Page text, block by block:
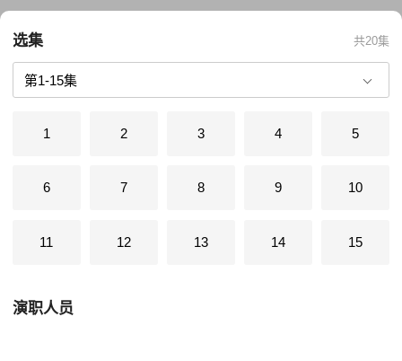
嫁到金州。杜小姐未来的丈夫是柳州巨商齐府的三公子。李小姐未来的夫
君是当朝宠臣、镇守边关的袁不屈大将军。财主小姐嫁给巨商公子，武师
闺女嫁给威风将军，在当时显然是门当户对，珠联璧合。殊不知杜小姐要
嫁的齐三公子是等着她去冲喜的病秧子，而李小姐要嫁的袁大将军当年曾
将变成白喜，后者的高攀将换来替父受罪。二位小姐都在为各自的苦命暗
轿夫们抬错了花轿:该送往金州的花轿被抬往林州，应抬往林州的花轿被送
军艺术学院、江苏戏剧学校里挑选了一批颇有发展潜力的俊男靓女担任
选集 共20集
1 2 3 4 5
6 7 8 9 10
11 12 13 14 15
演职人员